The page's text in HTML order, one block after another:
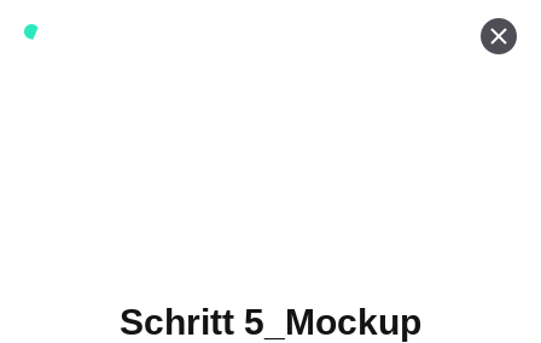
Schritt 5_Mockup